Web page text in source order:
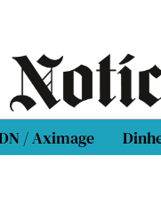
/ Aximage